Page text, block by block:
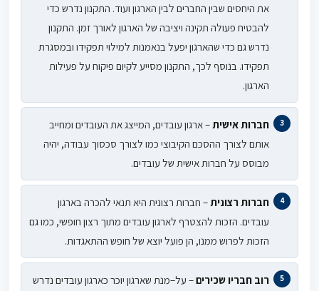
את היחסים שבין החברים לבין הארגון ועוד. התקנון נדרש כדי
להבטיח פעולה תקינה ויציבה של הארגון לאורך זמן. התקנון
נדרש גם כדי שהארגון יפעל בנאמנות למילוי תפקידו ובמסגרת
תפקידו. בנוסף לכך, התקנון מסייע לקיום פיקוח על פעילות
הארגון.
חברות אישית– ארגון עובדים, המייצג את העובדים ומחייב
אותם לצורך ההסכם הקיבוצי כמו לצורך סכסוך עבודה, יהיה
מבוסס על חברות אישית של עובדים.
חברות רצונית– חברות רצונית היא תנאי להכרה בארגון
עובדים. הזכות להצטרף לארגון עובדים מתוך רצון חופשי, כמו גם
הזכות לפרוש ממנו, הן פועל יוצא של חופש ההתאגדות.
רוב חבריו שכירים– על–מנת שארגון יוכר כארגון עובדים נדרש